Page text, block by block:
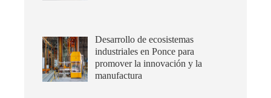
Desarrollo de ecosistemas
industriales en Ponce para
promover la innovación y la
manufactura